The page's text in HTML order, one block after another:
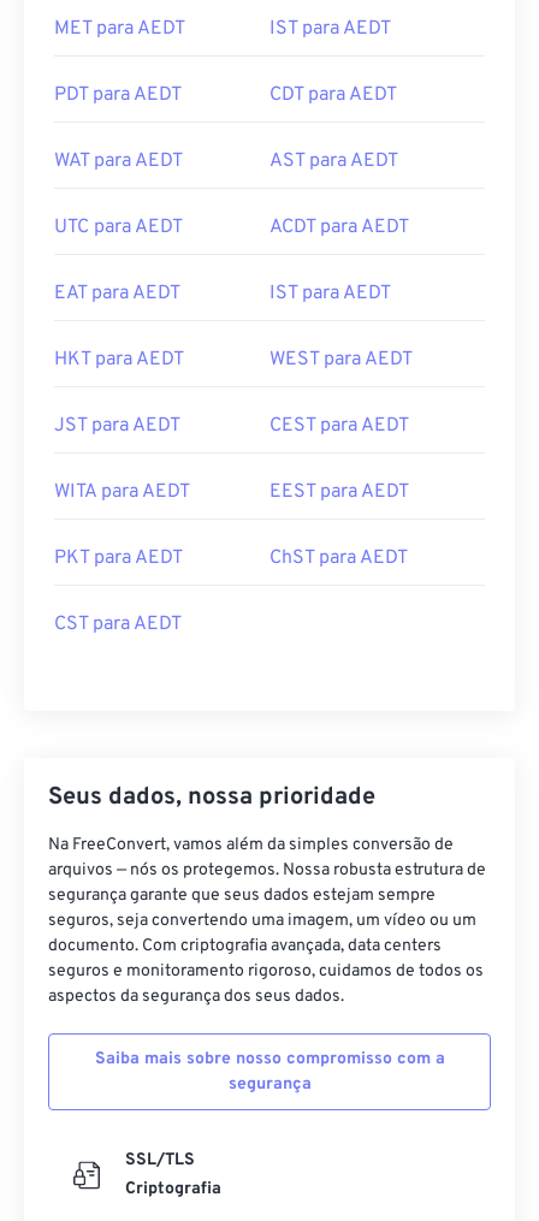
MET para AEDT IST para AEDT
PDT para AEDT CDT para AEDT
WAT para AEDT AST para AEDT
UTC para AEDT ACDT para AEDT
EAT para AEDT IST para AEDT
HKT para AEDT WEST para AEDT
JST para AEDT CEST para AEDT
WITA para AEDT EEST para AEDT
PKT para AEDT ChST para AEDT
CST para AEDT
Seus dados, nossa prioridade
Na FreeConvert, vamos além da simples conversão de
arquivos — nós os protegemos. Nossa robusta estrutura de
segurança garante que seus dados estejam sempre
seguros, seja convertendo uma imagem, um vídeo ou um
documento. Com criptografia avançada, data centers
seguros e monitoramento rigoroso, cuidamos de todos os
aspectos da segurança dos seus dados.
Saiba mais sobre nosso compromisso com a
segurança
SSL/TLS
Criptografia